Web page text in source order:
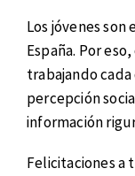
Los jóvenes
España. Por
trabajando
percepción
información
Felicitaciones a